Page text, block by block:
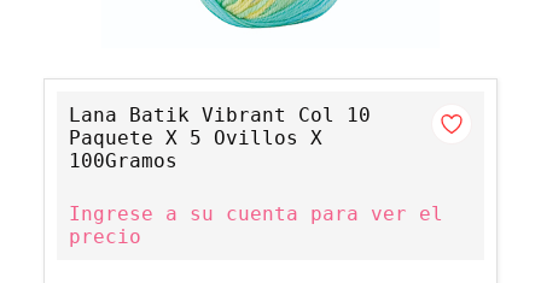
Lana Batik Vibrant Col 10
Paquete X 5 Ovillos X
100Gramos
Ingrese a su cuenta para ver el
precio